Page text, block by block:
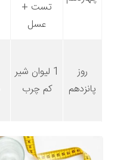
تست +
عسل
روز
پانزدهم
1 لیوان شیر
کم چرب